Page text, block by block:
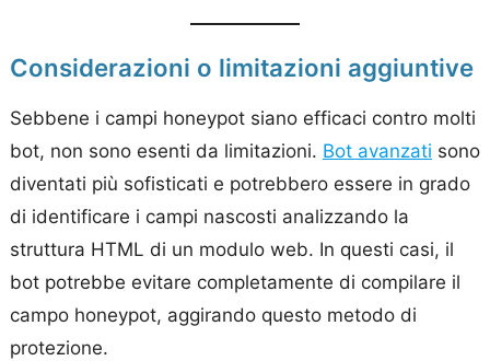
Considerazioni o limitazioni aggiuntive
Sebbene i campi honeypot siano efficaci contro molti
bot, non sono esenti da limitazioni. Bot avanzati sono
diventati più sofisticati e potrebbero essere in grado
di identificare i campi nascosti analizzando la
struttura HTML di un modulo web. In questi casi, il
bot potrebbe evitare completamente di compilare il
campo honeypot, aggirando questo metodo di
protezione.